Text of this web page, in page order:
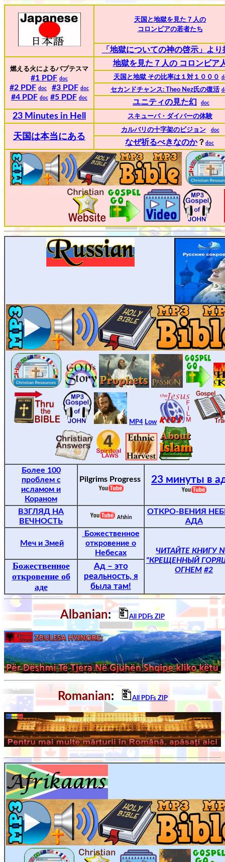
天国と地獄を見た７人の
コロンビアの若者たち
「地獄についての神の啓示」より
燃える火によるバプテスマ
#1 PDF doc
#2 PDF doc #3 PDF doc
#4 PDF doc #5 PDF doc
地獄を見た７人の コロンビア
天国と地獄 その比率は１対１０００
セカンドチャンス: Theo Nez氏の復活
ユニティの見た幻 doc
23 Minutes in Hell スキューバ・ダイバーの体験
天国は本当にある
カルバリの十字架のビジョン doc
なぜ祈るべきなのか？ doc
MP4 Low
Более 100
проблем с
исламом и
Кораном
Pilgrims Progress 23 минуты в
ВЗГЛЯД НА
ВЕЧНОСТЬ
Afshin
ОТКРО-ВЕНИЯ
АДА
Меч и Змей
Божественное
откровение о
Небесах
ЧИТАЙТЕ КНИГУ
"КРЕЩЕННЫЙ
ОГНЕМ #2
Божественное
откровение об
аде
Ад – это
реальность, я
была там!
Albanian: All PDFs ZIP
Romanian: All PDFs ZIP